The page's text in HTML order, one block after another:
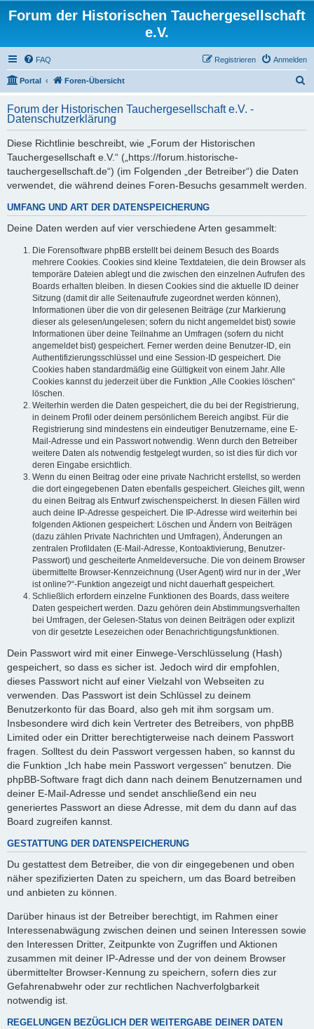
Forum der Historischen Tauchergesellschaft
e.V.
FAQ Anmelden
Registrieren
Portal Foren-Übersicht
h
Forum der Historischen Tauchergesellschaft e.V. -
Datenschutzerklärung
Diese Richtlinie beschreibt, wie „Forum der Historischen
Tauchergesellschaft e.V.“ („https://forum.historische-
tauchergesellschaft.de“) (im Folgenden „der Betreiber“) die Daten
verwendet, die während deines Foren-Besuchs gesammelt werden.
UMFANG UND ART DER DATENSPEICHERUNG
Deine Daten werden auf vier verschiedene Arten gesammelt:
Die Forensoftware phpBB erstellt bei deinem Besuch des Boards
mehrere Cookies. Cookies sind kleine Textdateien, die dein Browser als
temporäre Dateien ablegt und die zwischen den einzelnen Aufrufen des
Boards erhalten bleiben. In diesen Cookies sind die aktuelle ID deiner
Sitzung (damit dir alle Seitenaufrufe zugeordnet werden können),
Informationen über die von dir gelesenen Beiträge (zur Markierung
dieser als gelesen/ungelesen; sofern du nicht angemeldet bist) sowie
Informationen über deine Teilnahme an Umfragen (sofern du nicht
angemeldet bist) gespeichert. Ferner werden deine Benutzer-ID, ein
Authentifizierungsschlüssel und eine Session-ID gespeichert. Die
Cookies haben standardmäßig eine Gültigkeit von einem Jahr. Alle
Cookies kannst du jederzeit über die Funktion „Alle Cookies löschen“
löschen.
Weiterhin werden die Daten gespeichert, die du bei der Registrierung,
in deinem Profil oder deinem persönlichem Bereich angibst. Für die
Registrierung sind mindestens ein eindeutiger Benutzername, eine E-
Mail-Adresse und ein Passwort notwendig. Wenn durch den Betreiber
weitere Daten als notwendig festgelegt wurden, so ist dies für dich vor
deren Eingabe ersichtlich.
Wenn du einen Beitrag oder eine private Nachricht erstellst, so werden
die dort eingegebenen Daten ebenfalls gespeichert. Gleiches gilt, wenn
du einen Beitrag als Entwurf zwischenspeicherst. In diesen Fällen wird
auch deine IP-Adresse gespeichert. Die IP-Adresse wird weiterhin bei
folgenden Aktionen gespeichert: Löschen und Ändern von Beiträgen
(dazu zählen Private Nachrichten und Umfragen), Änderungen an
zentralen Profildaten (E-Mail-Adresse, Kontoaktivierung, Benutzer-
Passwort) und gescheiterte Anmeldeversuche. Die von deinem Browser
übermittelte Browser-Kennzeichnung (User Agent) wird nur in der „Wer
ist online?“-Funktion angezeigt und nicht dauerhaft gespeichert.
Schließlich erfordern einzelne Funktionen des Boards, dass weitere
Daten gespeichert werden. Dazu gehören dein Abstimmungsverhalten
bei Umfragen, der Gelesen-Status von deinen Beiträgen oder explizit
von dir gesetzte Lesezeichen oder Benachrichtigungsfunktionen.
Dein Passwort wird mit einer Einwege-Verschlüsselung (Hash)
gespeichert, so dass es sicher ist. Jedoch wird dir empfohlen,
dieses Passwort nicht auf einer Vielzahl von Webseiten zu
verwenden. Das Passwort ist dein Schlüssel zu deinem
Benutzerkonto für das Board, also geh mit ihm sorgsam um.
Insbesondere wird dich kein Vertreter des Betreibers, von phpBB
Limited oder ein Dritter berechtigterweise nach deinem Passwort
fragen. Solltest du dein Passwort vergessen haben, so kannst du
die Funktion „Ich habe mein Passwort vergessen“ benutzen. Die
phpBB-Software fragt dich dann nach deinem Benutzernamen und
deiner E-Mail-Adresse und sendet anschließend ein neu
generiertes Passwort an diese Adresse, mit dem du dann auf das
Board zugreifen kannst.
GESTATTUNG DER DATENSPEICHERUNG
Du gestattest dem Betreiber, die von dir eingegebenen und oben
näher spezifizierten Daten zu speichern, um das Board betreiben
und anbieten zu können.
Darüber hinaus ist der Betreiber berechtigt, im Rahmen einer
Interessenabwägung zwischen deinen und seinen Interessen sowie
den Interessen Dritter, Zeitpunkte von Zugriffen und Aktionen
zusammen mit deiner IP-Adresse und der von deinem Browser
übermittelter Browser-Kennung zu speichern, sofern dies zur
Gefahrenabwehr oder zur rechtlichen Nachverfolgbarkeit
notwendig ist.
REGELUNGEN BEZÜGLICH DER WEITERGABE DEINER DATEN